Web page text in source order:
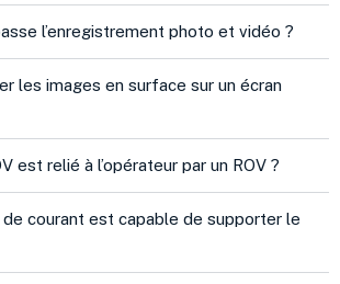
l’enregistrement photo et vidéo ?
les images en surface sur un écran
est relié à l’opérateur par un ROV ?
courant est capable de supporter le